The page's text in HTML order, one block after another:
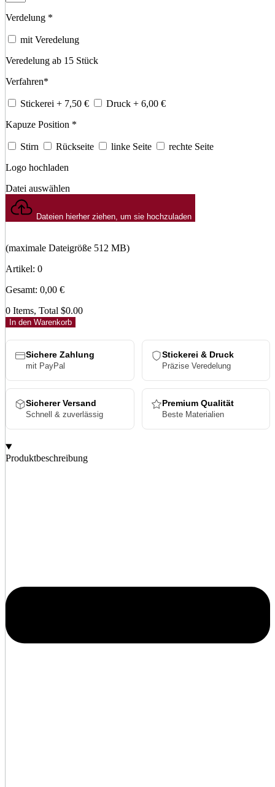
Verdelung *
mit Veredelung
Veredelung ab 15 Stück
Verfahren*
Stickerei + 7,50 € Druck + 6,00 €
Kapuze Position *
Stirn Rückseite linke Seite
rechte Seite
Logo hochladen
Datei auswählen
Dateien hierher ziehen, um sie hochzuladen
(maximale Dateigröße 512 MB)
Artikel: 0
Gesamt: 0,00 €
0 Items, Total $0.00
In den Warenkorb
Sichere Zahlung
mit PayPal
Stickerei & Druck
Präzise Veredelung
Sicherer Versand
Schnell & zuverlässig
Premium Qualität
Beste Materialien
Produktbeschreibung